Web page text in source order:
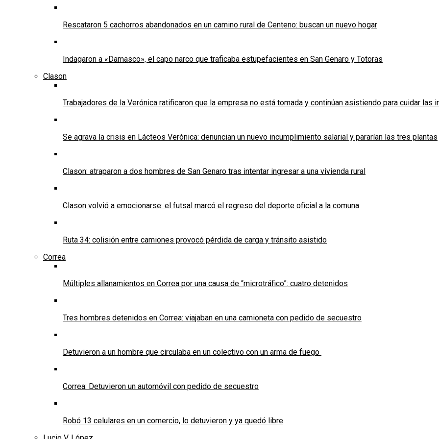
Rescataron 5 cachorros abandonados en un camino rural de Centeno: buscan un nuevo hogar
Indagaron a «Damasco», el capo narco que traficaba estupefacientes en San Genaro y Totoras
Clason
Trabajadores de la Verónica ratificaron que la empresa no está tomada y continúan asistiendo para cuidar las
Se agrava la crisis en Lácteos Verónica: denuncian un nuevo incumplimiento salarial y pararían las tres plantas
Clason: atraparon a dos hombres de San Genaro tras intentar ingresar a una vivienda rural
Clason volvió a emocionarse: el futsal marcó el regreso del deporte oficial a la comuna
Ruta 34: colisión entre camiones provocó pérdida de carga y tránsito asistido
Correa
Múltiples allanamientos en Correa por una causa de “microtráfico”: cuatro detenidos
Tres hombres detenidos en Correa: viajaban en una camioneta con pedido de secuestro
Detuvieron a un hombre que circulaba en un colectivo con un arma de fuego
Correa: Detuvieron un automóvil con pedido de secuestro
Robó 13 celulares en un comercio, lo detuvieron y ya quedó libre